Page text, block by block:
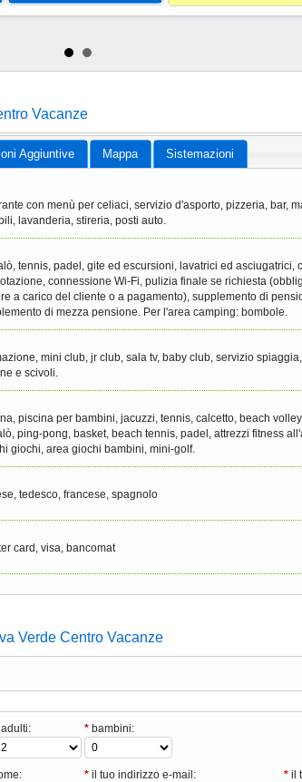
Vacanze
Aggiuntive Mappa Sistemazioni
con menù per celiaci, servizio d'asporto, pizzeria, bar,
lavanderia, stireria, posti auto.
tennis, padel, gite ed escursioni, lavatrici ed asciugatrici,
connessione Wi-Fi, pulizia finale se richiesta
a carico del cliente o a pagamento), supplemento di
di mezza pensione. Per l'area camping: bombole.
mini club, jr club, sala tv, baby club, servizio
e scivoli.
piscina per bambini, jacuzzi, tennis, calcetto, beach
ping-pong, basket, beach tennis, padel, attrezzi fitness
giochi, area giochi bambini, mini-golf.
tedesco, francese, spagnolo
card, visa, bancomat
Verde Centro Vacanze
*bambini:
*il tuo indirizzo e-mail: *il